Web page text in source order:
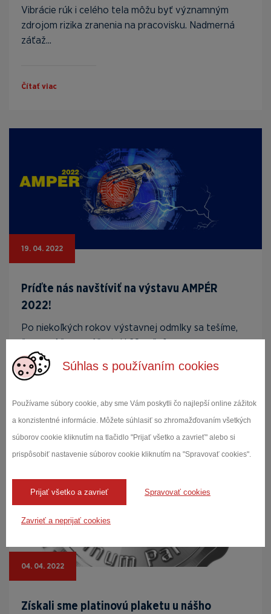
Súhlas s používaním cookies
Používame súbory cookie, aby sme Vám poskytli čo najlepší online zážitok
a konzistentné informácie. Môžete súhlasiť so zhromažďovaním všetkých
súborov cookie kliknutím na tlačidlo "Prijať všetko a zavrieť" alebo si
prispôsobiť nastavenie súborov cookie kliknutím na "Spravovať cookies".
Prijať všetko a zavrieť Spravovať cookies
Zavrieť a neprijať cookies
Vibrácie rúk i celého tela môžu byť významným
zdrojom rizika zranenia na pracovisku. Nadmerná
záťaž...
Čítať viac
19. 04. 2022
Príďte nás navštíviť na výstavu AMPÉR
2022!
Po niekoľkých rokov výstavnej odmlky sa tešíme,
že sa môžeme zúčastniť 28.ročníka
medzinárodného veľ...
Čítať viac
04. 04. 2022
Získali sme platinovú plaketu u nášho